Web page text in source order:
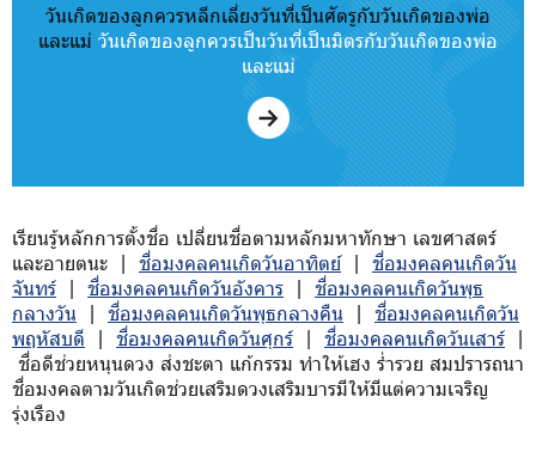
วันเกิดของลูกควรหลีกเลี่ยงวันที่เป็นศัตรูกับวันเกิดของพ่อ
และแม่ วันเกิดของลูกควรเป็นวันที่เป็นมิตรกับวันเกิดของพ่อ
และแม่
เรียนรู้หลักการตั้งชื่อ เปลี่ยนชื่อตามหลักมหาทักษา เลขศาสตร์
และอายตนะ | ชื่อมงคลคนเกิดวันอาทิตย์| ชื่อมงคลคนเกิดวัน
จันทร์ | ชื่อมงคลคนเกิดวันอังคาร | ชื่อมงคลคนเกิดวันพุธ
กลางวัน | ชื่อมงคลคนเกิดวันพุธกลางคืน | ชื่อมงคลคนเกิดวัน
พฤหัสบดี | ชื่อมงคลคนเกิดวันศุกร์ | ชื่อมงคลคนเกิดวันเสาร์ |
ชื่อดีช่วยหนุนดวง ส่งชะตา แก้กรรม ทำให้เฮง ร่ำรวย สมปรารถนา
ชื่อมงคลตามวันเกิดช่วยเสริมดวงเสริมบารมีให้มีแต่ความเจริญ
รุ่งเรือง